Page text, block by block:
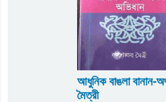
আধুনিক বাঙলা বানান-
মৈত্রী